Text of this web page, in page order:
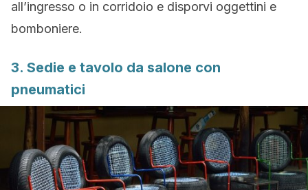
all’ingresso o in corridoio e disporvi oggettini e
bomboniere.
3. Sedie e tavolo da salone con
pneumatici